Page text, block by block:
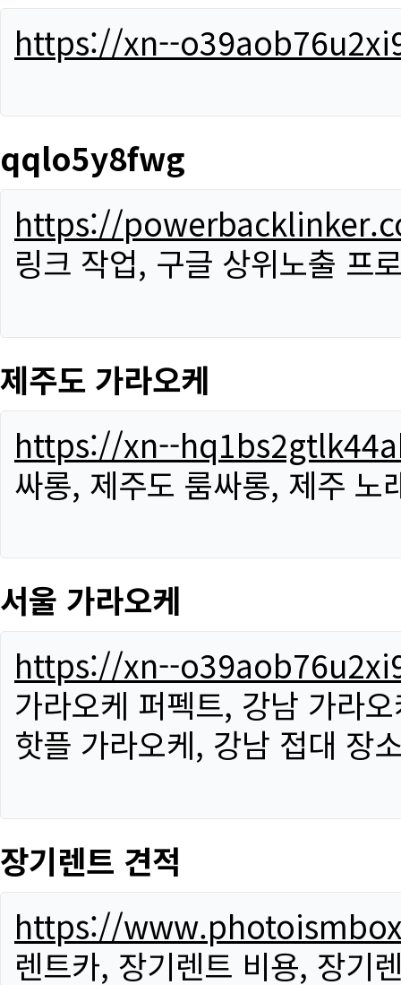
https://xn--
qqlo5y8fwg
https://
링크 작업, 구글 상위노출 프
제주도 가라오케
https://xn--
싸롱, 제주도 룸싸롱, 제주 노
서울 가라오케
https://xn--
가라오케 퍼펙트, 강남 가라
핫플 가라오케, 강남 접대 장
장기렌트 견적
https://
렌트카, 장기렌트 비용, 장기